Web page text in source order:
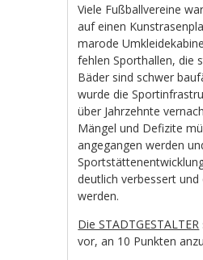
Viele Fußballvereine
auf einen
marode
fehlen Sporthallen, die
Bäder sind schwer
wurde die
über Jahrzehnte
Mängel und Defizite
angegangen werden
deutlich verbessert
werden.
Die STADTGESTALTER
vor, an 10 Punkten